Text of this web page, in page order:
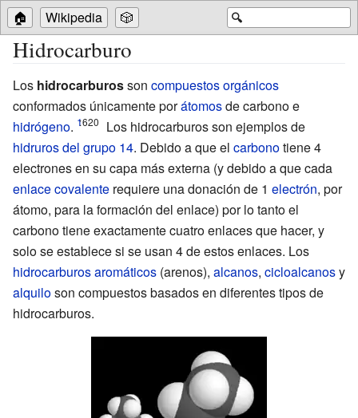
🔍
🏠 Wikipedia 🎲
Hidrocarburo
Los hidrocarburosson compuestos orgánicos
conformados únicamente porátomosde carbono e
hidrógeno. :620
Los hidrocarburos son ejemplos de
hidruros del grupo 14. Debido a que el carbonotiene 4
electrones en su capa más externa (y debido a que cada
enlace covalente requiere una donación de 1 electrón, por
átomo, para la formación del enlace) por lo tanto el
carbono tiene exactamente cuatro enlaces que hacer, y
solo se establece si se usan 4 de estos enlaces. Los
hidrocarburos aromáticos (arenos), alcanos, cicloalcanosy
alquiloson compuestos basados en diferentes tipos de
hidrocarburos.